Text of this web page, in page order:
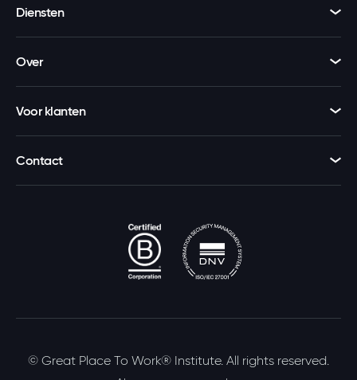
Diensten
Over
Voor klanten
Contact
© Great Place To Work® Institute. All rights reserved.